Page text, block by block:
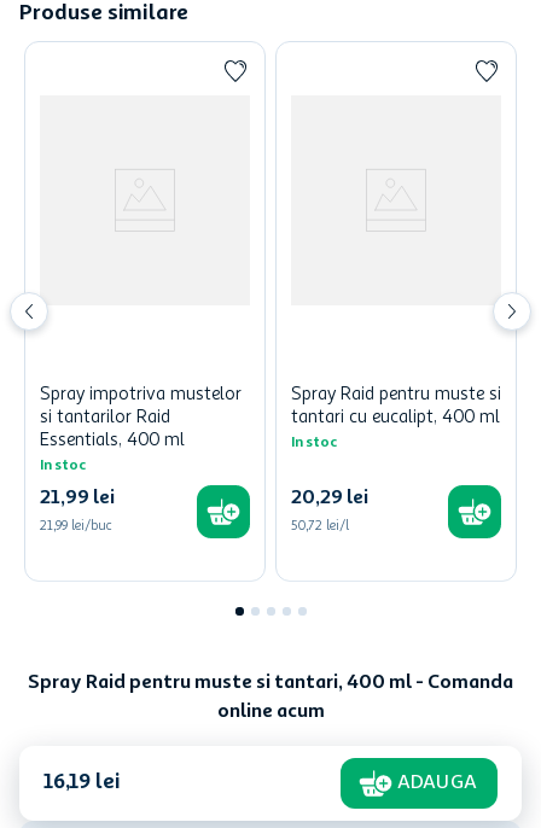
Produse similare
Spray impotriva mustelor
si tantarilor Raid
Essentials, 400 ml
In stoc
21,99 lei
21,99 lei/buc
Spray Raid pentru muste si
tantari cu eucalipt, 400 ml
In stoc
20,29 lei
50,72 lei/l
Spray Raid pentru muste si tantari, 400 ml - Comanda
online acum
16,19 lei ADAUGA